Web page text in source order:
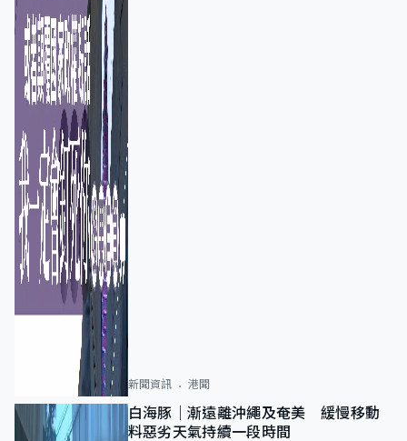
新聞資訊 港聞
白海豚｜漸遠離沖繩及奄美 緩慢移動
料惡劣天氣持續一段時間